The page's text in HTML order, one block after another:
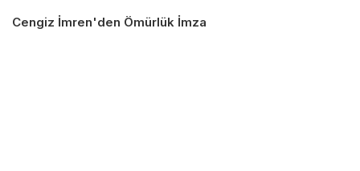
Cengiz İmren'den Ömürlük İmza